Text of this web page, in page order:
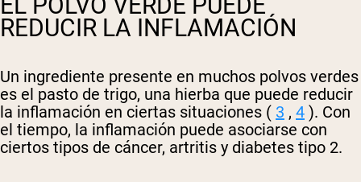
REDUCIR LA INFLAMACIÓN
Un ingrediente presente en muchos polvos verdes
es el pasto de trigo, una hierba que puede reducir
la inflamación en ciertas situaciones ( 3 , 4 ). Con
el tiempo, la inflamación puede asociarse con
ciertos tipos de cáncer, artritis y diabetes tipo 2.